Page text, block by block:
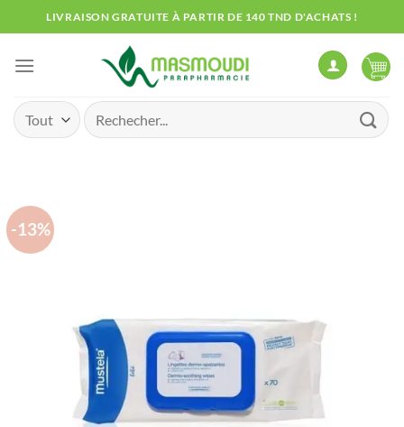
au
contenu
LIVRAISON GRATUITE À PARTIR DE 140 TND D'ACHATS !
Recherche
pour :
-13%